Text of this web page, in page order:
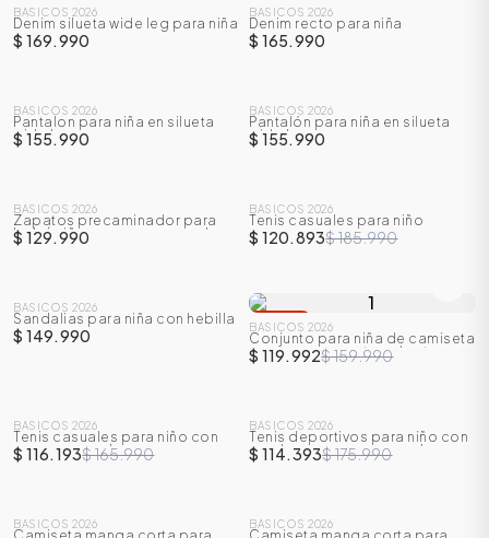
BASICOS 2026
Denim silueta wide leg para niña
$ 169.990
BASICOS 2026
Denim recto para niña
$ 165.990
BASICOS 2026
Pantalon para niña en silueta
wide leg
$ 155.990
BASICOS 2026
Pantalón para niña en silueta
wide leg
$ 155.990
BASICOS 2026
Zapatos precaminador para
bebé niña con correa en velcro
$ 129.990
- 35 %
BASICOS 2026
Tenis casuales para niño
$ 120.893$ 185.990
BASICOS 2026
Sandalias para niña con hebilla
$ 149.990
-25%
BASICOS 2026
Conjunto para niña de camiseta
crop manga corta + short
$ 119.992$ 159.990
- 30 %
BASICOS 2026
Tenis casuales para niño con
correas en velcro
$ 116.193$ 165.990
- 35 %
BASICOS 2026
Tenis deportivos para niño con
cordones y correa en velcro
$ 114.393$ 175.990
BASICOS 2026 BASICOS 2026